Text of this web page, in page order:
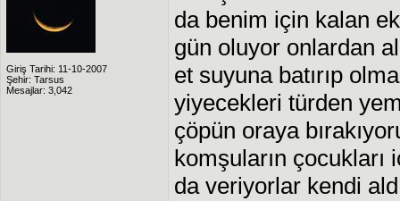
Giriş Tarihi: 11-10-2007
Şehir: Tarsus
Mesajlar: 3,042
da benim için kalan
gün oluyor onlardan
et suyuna batırıp
yiyecekleri türden
çöpün oraya
komşuların çocukları
da veriyorlar kendi